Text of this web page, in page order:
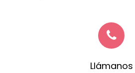
Llámanos